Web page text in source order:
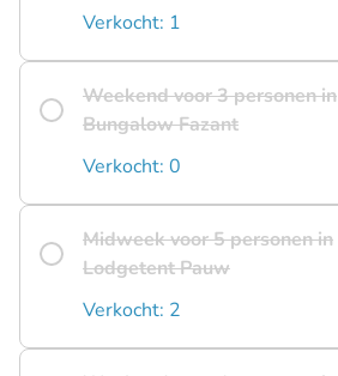
Verkocht: 1
Weekend voor 3 personen in
Bungalow Fazant
Verkocht: 0
Midweek voor 5 personen in
Lodgetent Pauw
Verkocht: 2